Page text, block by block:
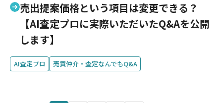
売出提案価格という項目は変更できる？
【AI査定プロに実際いただいたQ&Aを公開
します】
AI査定プロ 売買仲介・査定なんでもQ&A